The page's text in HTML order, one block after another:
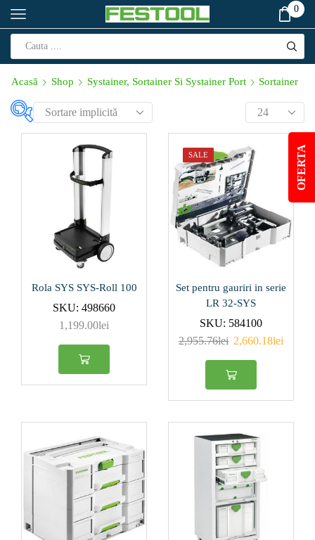
0
Acasă Shop Systainer, Sortainer Si Systainer Port Sortainer
iluminat (W)
(1)
Produs Cursa de
lucru (min⁻¹)
12000-24000 (1)
14000(0)
19000(0)
21000
(0)
Rola SYS SYS-Roll 100
SKU: 498660
1,199.00lei
SALE
Set pentru gauriri in serie
LR 32-SYS
SKU: 584100
2,955.76lei 2,660.18lei
OFERTA